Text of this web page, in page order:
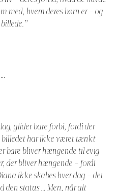
med, hvem deres børn er – og
glider bare forbi, fordi der
billedet har ikke været tænkt
bare bliver hængende til evig
der bliver hængende – fordi
ikke skabes hver dag – det
den status … Men, når alt